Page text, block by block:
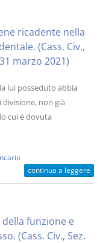
ricadente nella
(Cass. Civ.,
marzo 2021)
lui posseduto abbia
non già
cui è dovuta
continua a leggere
funzione e
(Cass. Civ., Sez.